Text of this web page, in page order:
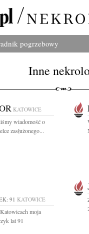
pogrzebowy
Inne
KATOWICE
wiadomość o
zasłużonego...
91 KATOWICE
moja
lat 91